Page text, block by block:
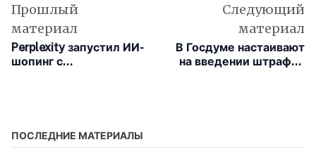
Прошлый
материал
Perplexity запустил ИИ-
шопинг с
Следующий
материал
В Госдуме настаивают
на введении штрафов
ПОСЛЕДНИЕ МАТЕРИАЛЫ